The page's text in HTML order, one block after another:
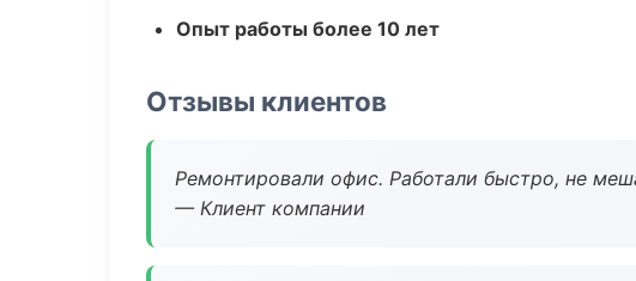
Опыт работы более 10 лет
Отзывы клиентов
Ремонтировали офис. Работали быстро, не
— Клиент компании